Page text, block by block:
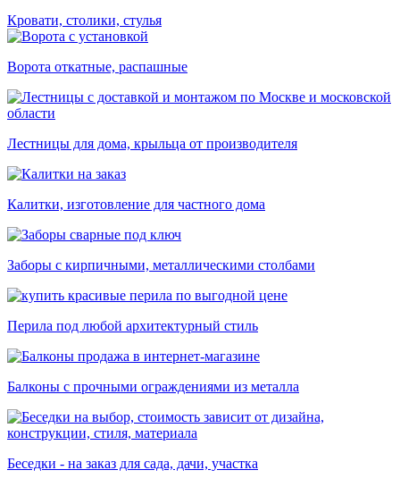
Кровати, столики, стулья
Ворота откатные, распашные
Лестницы для дома, крыльца от производителя
Калитки, изготовление для частного дома
Заборы с кирпичными, металлическими столбами
Перила под любой архитектурный стиль
Балконы с прочными ограждениями из металла
Беседки - на заказ для сада, дачи, участка